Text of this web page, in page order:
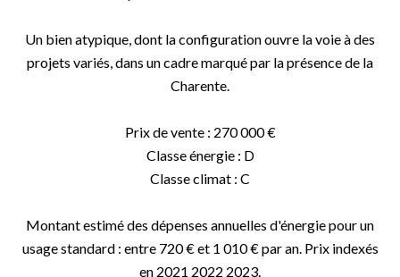
Un bien atypique, dont la configuration ouvre la voie à des
projets variés, dans un cadre marqué par la présence de la
Charente.
Prix de vente : 270 000 €
Classe énergie : D
Classe climat : C
Montant estimé des dépenses annuelles d'énergie pour un
usage standard : entre 720 € et 1 010 € par an. Prix indexés
en 2021 2022 2023.